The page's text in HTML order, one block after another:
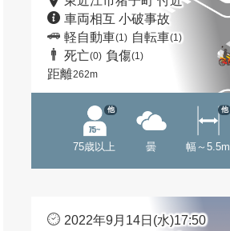
車両相互 小破事故
軽自動車(1) 自転車(1)
死亡(0) 負傷(1)
距離262m
75歳以上
他
曇 幅～5.5m
他
2022年9月14日(水)17:50